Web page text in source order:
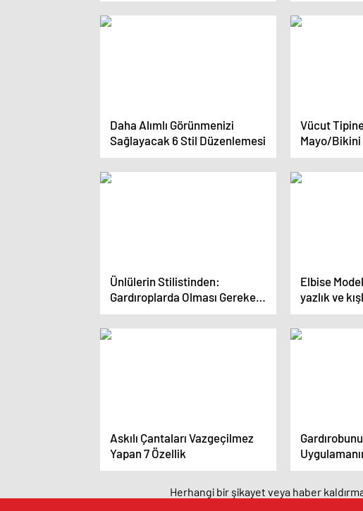
Daha Alımlı Görünmenizi
Sağlayacak 6 Stil Düzenlemesi
Vücut
Mayo/Bikini
Ünlülerin Stilistinden:
Gardıroplarda Olması Gereken
5 Parça
Elbise
yazlık ve
kısa elbise
Askılı Çantaları Vazgeçilmez
Yapan 7 Özellik
Herhangi bir şikayet veya haber